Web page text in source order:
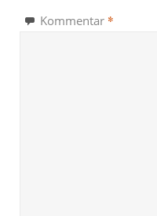
Kommentar *